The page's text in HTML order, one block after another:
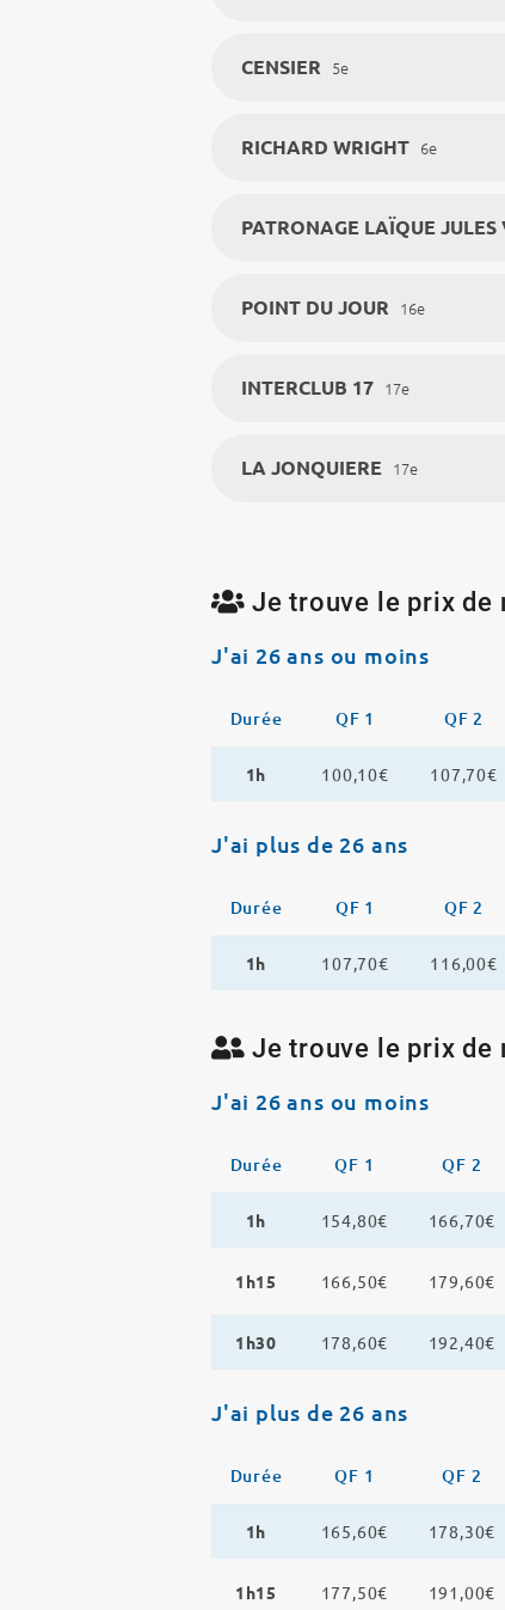
CENSIER 5e
RICHARD WRIGHT 6e
PATRONAGE LAÏQUE JULES
POINT DU JOUR 16e
INTERCLUB 17 17e
LA JONQUIERE 17e
Je trouve le prix
J'ai 26 ans ou moins
Durée QF 1 QF 2
1h 100,10€ 107,70€
J'ai plus de 26 ans
Durée QF 1 QF 2
1h 107,70€ 116,00€
Je trouve le prix
J'ai 26 ans ou moins
Durée QF 1 QF 2
1h 154,80€ 166,70€
1h15 166,50€ 179,60€
1h30 178,60€ 192,40€
J'ai plus de 26 ans
Durée QF 1 QF 2
1h 165,60€ 178,30€
1h15 177,50€ 191,00€